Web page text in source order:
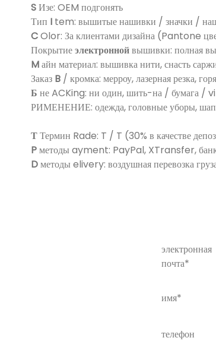
SИзе: OEM подгонять
Тип I tem: вышитые нашивки / значки /
COlor: За клиентами дизайна (Pantone
Покрытиеэлектроннойвышивки: полная
Mайн материал: вышивка нити, снасть
Заказ B / кромка: мерроу, лазерная резка,
Б не ACKing: ни один, шить-на / бумага /
РИМЕНЕНИЕ: одежда, головные уборы,
ТТермин Rade: T / T (30% в качестве
Pметоды ayment: PayPal, XTransfer,
Dметоды elivery: воздушная перевозка
электронная
почта*
имя*
телефон